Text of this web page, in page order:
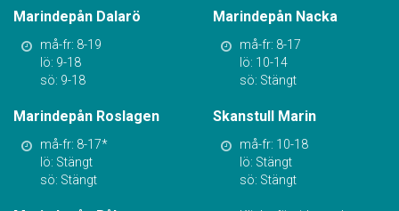
Marindepån Dalarö
må-fr: 8-19
lö: 9-18
sö: 9-18
Marindepån Nacka
må-fr: 8-17
lö: 10-14
sö: Stängt
Marindepån Roslagen
må-fr: 8-17*
lö: Stängt
sö: Stängt
Skanstull Marin
må-fr: 10-18
lö: Stängt
sö: Stängt